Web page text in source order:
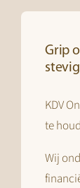
Grip
KDV
te
Wij